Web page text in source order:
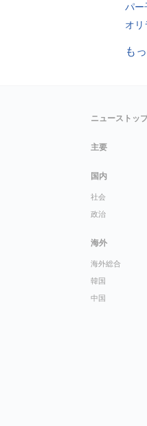
パー
オリ
も
ニューストッ
主要
国内
社会
政治
海外
海外総合
韓国
中国